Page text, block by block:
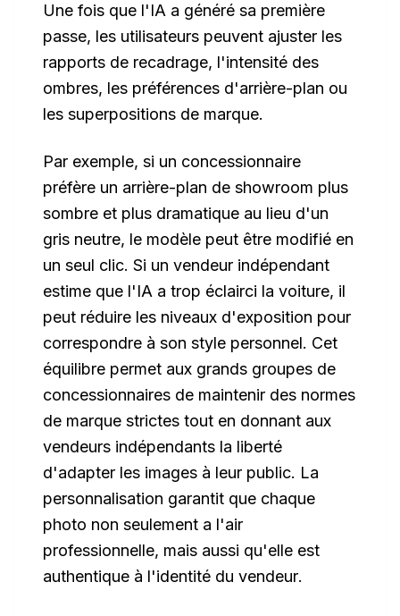
Une fois que l'IA a généré sa première
passe, les utilisateurs peuvent ajuster les
rapports de recadrage, l'intensité des
ombres, les préférences d'arrière-plan ou
les superpositions de marque.
Par exemple, si un concessionnaire
préfère un arrière-plan de showroom plus
sombre et plus dramatique au lieu d'un
gris neutre, le modèle peut être modifié en
un seul clic. Si un vendeur indépendant
estime que l'IA a trop éclairci la voiture, il
peut réduire les niveaux d'exposition pour
correspondre à son style personnel. Cet
équilibre permet aux grands groupes de
concessionnaires de maintenir des normes
de marque strictes tout en donnant aux
vendeurs indépendants la liberté
d'adapter les images à leur public. La
personnalisation garantit que chaque
photo non seulement a l'air
professionnelle, mais aussi qu'elle est
authentique à l'identité du vendeur.